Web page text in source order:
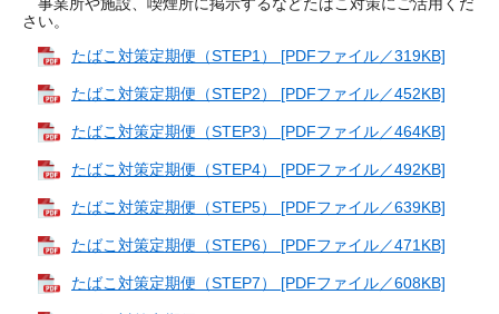
事業所や施設、喫煙所に掲示するなどたばこ対策にご活用くだ
さい。
たばこ対策定期便（STEP1） [PDFファイル／319KB]
たばこ対策定期便（STEP2） [PDFファイル／452KB]
たばこ対策定期便（STEP3） [PDFファイル／464KB]
たばこ対策定期便（STEP4） [PDFファイル／492KB]
たばこ対策定期便（STEP5） [PDFファイル／639KB]
たばこ対策定期便（STEP6） [PDFファイル／471KB]
たばこ対策定期便（STEP7） [PDFファイル／608KB]